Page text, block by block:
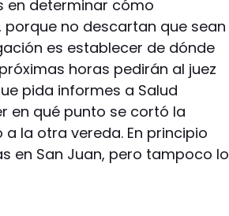
en determinar cómo
no descartan que sean
es establecer de dónde
horas pedirán al juez
pida informes a Salud
en qué punto se cortó la
la otra vereda. En principio
en San Juan, pero tampoco lo